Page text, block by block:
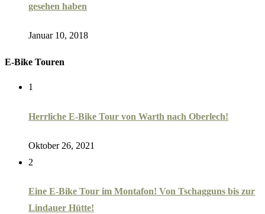
gesehen haben
Januar 10, 2018
E-Bike Touren
1
Herrliche E-Bike Tour von Warth nach Oberlech!
Oktober 26, 2021
2
Eine E-Bike Tour im Montafon! Von Tschagguns bis zur
Lindauer Hütte!